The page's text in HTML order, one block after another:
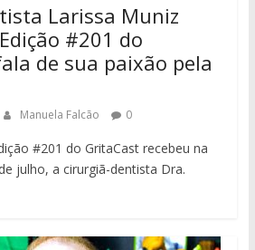
Larissa Muniz
#201 do
de sua paixão pela
Manuela Falcão 0
#201 do GritaCast recebeu na
julho, a cirurgiã-dentista Dra.